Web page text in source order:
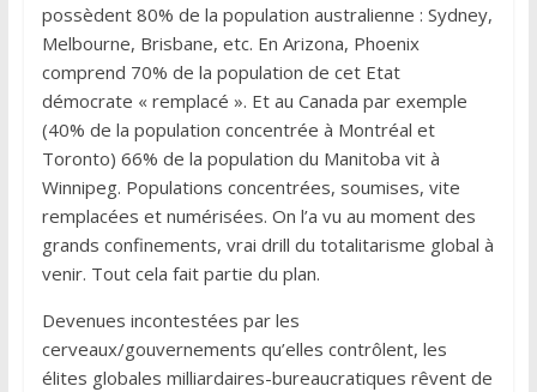
possèdent 80% de la population australienne : Sydney,
Melbourne, Brisbane, etc. En Arizona, Phoenix
comprend 70% de la population de cet Etat
démocrate « remplacé ». Et au Canada par exemple
(40% de la population concentrée à Montréal et
Toronto) 66% de la population du Manitoba vit à
Winnipeg. Populations concentrées, soumises, vite
remplacées et numérisées. On l’a vu au moment des
grands confinements, vrai drill du totalitarisme global à
venir. Tout cela fait partie du plan.
Devenues incontestées par les
cerveaux/gouvernements qu’elles contrôlent, les
élites globales milliardaires-bureaucratiques rêvent de